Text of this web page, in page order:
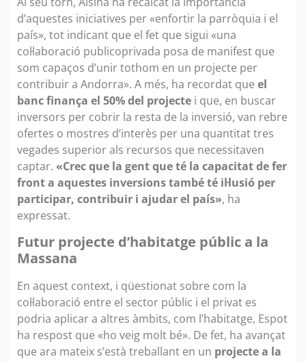
d’aquestes iniciatives per «enfortir la parròquia i el
país», tot indicant que el fet que sigui «una
col·laboració publicoprivada posa de manifest que
som capaços d’unir tothom en un projecte per
contribuir a Andorra». A més, ha recordat que el
banc finança el 50% del projecte i que, en buscar
inversors per cobrir la resta de la inversió, van rebre
ofertes o mostres d’interès per una quantitat tres
vegades superior als recursos que necessitaven
captar. «Crec que la gent que té la capacitat de fer
front a aquestes inversions també té il·lusió per
participar, contribuir i ajudar el país», ha
expressat.
Futur projecte d’habitatge públic a la
Massana
En aquest context, i qüestionat sobre com la
col·laboració entre el sector públic i el privat es
podria aplicar a altres àmbits, com l’habitatge, Espot
ha respost que «ho veig molt bé». De fet, ha avançat
que ara mateix s’està treballant en un projecte a la